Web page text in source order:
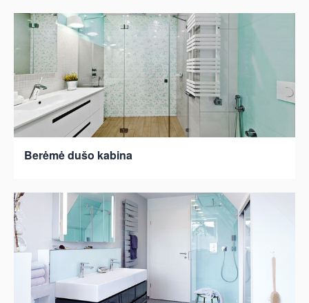
Berėmė dušo kabina